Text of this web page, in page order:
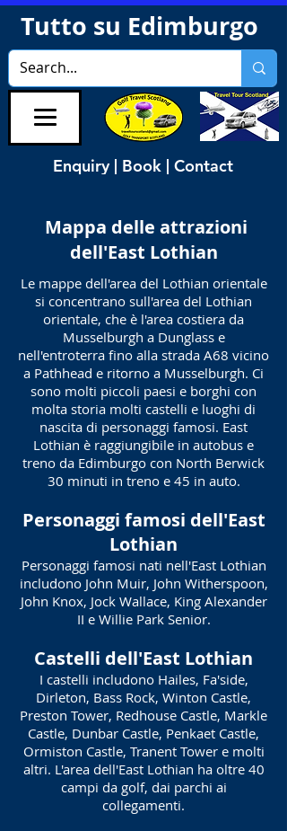
Tutto su Edimburgo
Enquiry | Book | Contact
Mappa delle attrazioni
dell'East Lothian
Le mappe dell'area del Lothian orientale
si concentrano sull'area del Lothian
orientale, che è l'area costiera da
Musselburgh a Dunglass e
nell'entroterra fino alla strada A68 vicino
a Pathhead e ritorno a Musselburgh. Ci
sono molti piccoli paesi e borghi con
molta storia molti castelli e luoghi di
nascita di personaggi famosi. East
Lothian è raggiungibile in autobus e
treno da Edimburgo con North Berwick
30 minuti in treno e 45 in auto.
Personaggi famosi dell'East
Lothian
Personaggi famosi nati nell'East Lothian
includono John Muir, John Witherspoon,
John Knox, Jock Wallace, King Alexander
II e Willie Park Senior.
Castelli dell'East Lothian
I castelli includono Hailes, Fa'side,
Dirleton, Bass Rock, Winton Castle,
Preston Tower, Redhouse Castle, Markle
Castle, Dunbar Castle, Penkaet Castle,
Ormiston Castle, Tranent Tower e molti
altri. L'area dell'East Lothian ha oltre 40
campi da golf, dai parchi ai
collegamenti.